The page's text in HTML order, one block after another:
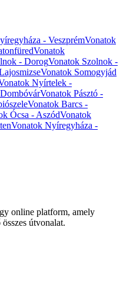
- VeszprémVonatok
Vonatok
- DorogVonatok Szolnok -
Vonatok Somogyjád
Nyírtelek -
Vonatok Pásztó -
Vonatok Barcs -
Ócsa - AszódVonatok
Vonatok Nyíregyháza -
online platform, amely
útvonalat.